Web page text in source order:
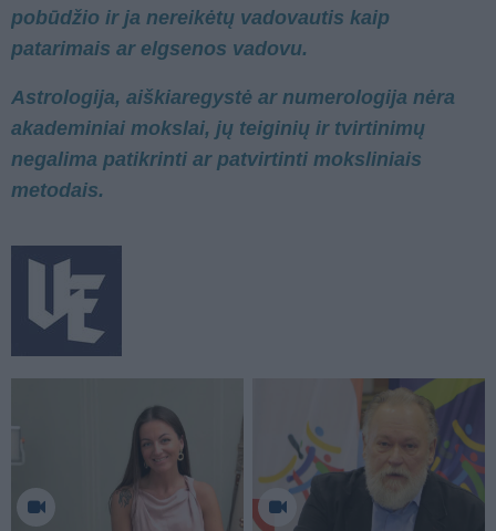
pobūdžio ir ja nereikėtų vadovautis kaip
patarimais ar elgsenos vadovu.
Astrologija, aiškiaregystė ar numerologija nėra
akademiniai mokslai, jų teiginių ir tvirtinimų
negalima patikrinti ar patvirtinti moksliniais
metodais.